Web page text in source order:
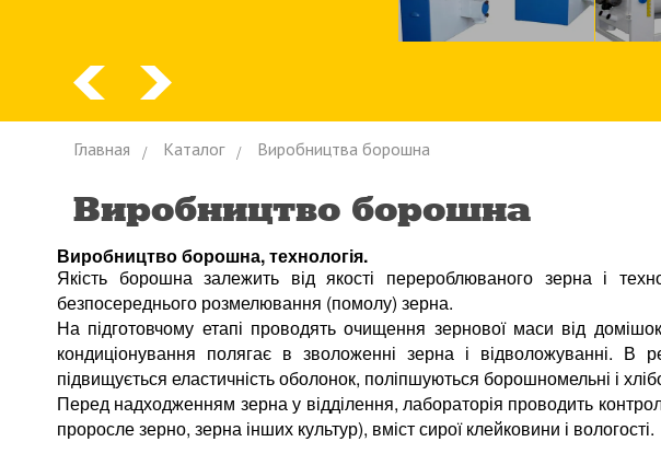
Главная Каталог Виробництва борошна
Виробництво борошна
Виробництво борошна, технологія.
Якість борошна залежить від якості перероблюваного зерна і
безпосереднього розмелювання (помолу) зерна.
На підготовчому етапі проводять очищення зернової маси від
кондиціонування полягає в зволоженні зерна і відволожуванні. В
підвищується еластичність оболонок, поліпшуються борошномельні і
Перед надходженням зерна у відділення, лабораторія проводить
проросле зерно, зерна інших культур), вміст сирої клейковини і вологості.